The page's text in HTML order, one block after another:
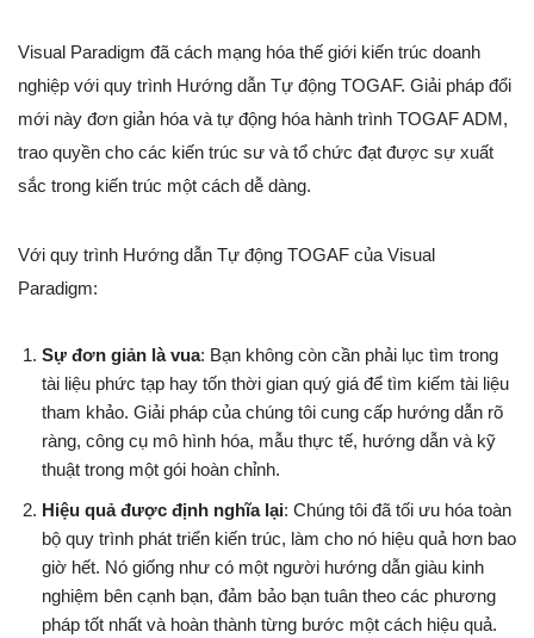
Visual Paradigm đã cách mạng hóa thế giới kiến trúc doanh
nghiệp với quy trình Hướng dẫn Tự động TOGAF. Giải pháp đổi
mới này đơn giản hóa và tự động hóa hành trình TOGAF ADM,
trao quyền cho các kiến trúc sư và tổ chức đạt được sự xuất
sắc trong kiến trúc một cách dễ dàng.
Với quy trình Hướng dẫn Tự động TOGAF của Visual
Paradigm:
Sự đơn giản là vua: Bạn không còn cần phải lục tìm trong
tài liệu phức tạp hay tốn thời gian quý giá để tìm kiếm tài liệu
tham khảo. Giải pháp của chúng tôi cung cấp hướng dẫn rõ
ràng, công cụ mô hình hóa, mẫu thực tế, hướng dẫn và kỹ
thuật trong một gói hoàn chỉnh.
Hiệu quả được định nghĩa lại: Chúng tôi đã tối ưu hóa toàn
bộ quy trình phát triển kiến trúc, làm cho nó hiệu quả hơn bao
giờ hết. Nó giống như có một người hướng dẫn giàu kinh
nghiệm bên cạnh bạn, đảm bảo bạn tuân theo các phương
pháp tốt nhất và hoàn thành từng bước một cách hiệu quả.